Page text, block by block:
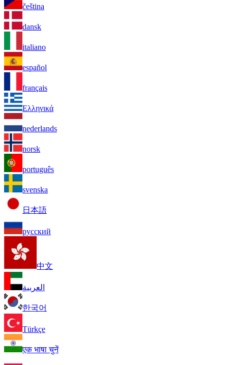
čeština
dansk
italiano
español
français
Ελληνικά
nederlands
norsk
português
svenska
日本語
русский
中文
العربية
한국어
Türkçe
एक भाषा चुनें